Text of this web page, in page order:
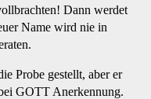
Dann werdet
Name wird nie in
Probe gestellt, aber er
GOTT Anerkennung.